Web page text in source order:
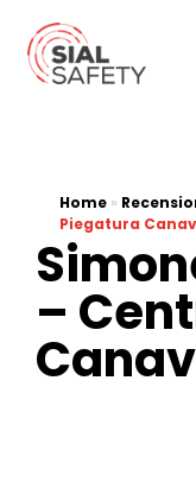
Home »
Piegatura
–